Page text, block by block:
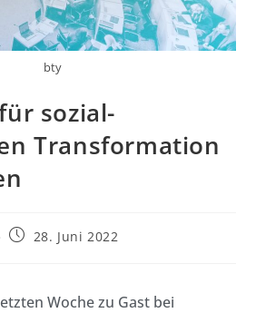
bty
sozial-
Transformation
28. Juni 2022
Woche zu Gast bei